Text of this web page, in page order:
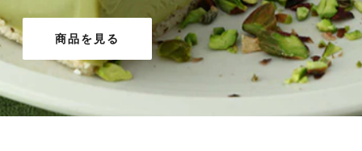
商品を見る